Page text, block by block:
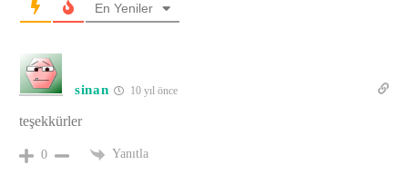
En Yeniler
sinan 10 yıl önce
teşekkürler
0 Yanıtla